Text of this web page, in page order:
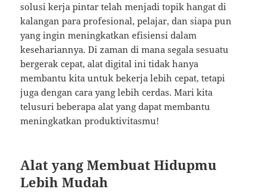
solusi kerja pintar telah menjadi topik hangat di
kalangan para profesional, pelajar, dan siapa pun
yang ingin meningkatkan efisiensi dalam
kesehariannya. Di zaman di mana segala sesuatu
bergerak cepat, alat digital ini tidak hanya
membantu kita untuk bekerja lebih cepat, tetapi
juga dengan cara yang lebih cerdas. Mari kita
telusuri beberapa alat yang dapat membantu
meningkatkan produktivitasmu!
Alat yang Membuat Hidupmu
Lebih Mudah